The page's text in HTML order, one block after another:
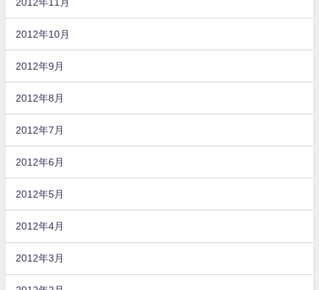
2012年10月
2012年9月
2012年8月
2012年7月
2012年6月
2012年5月
2012年4月
2012年3月